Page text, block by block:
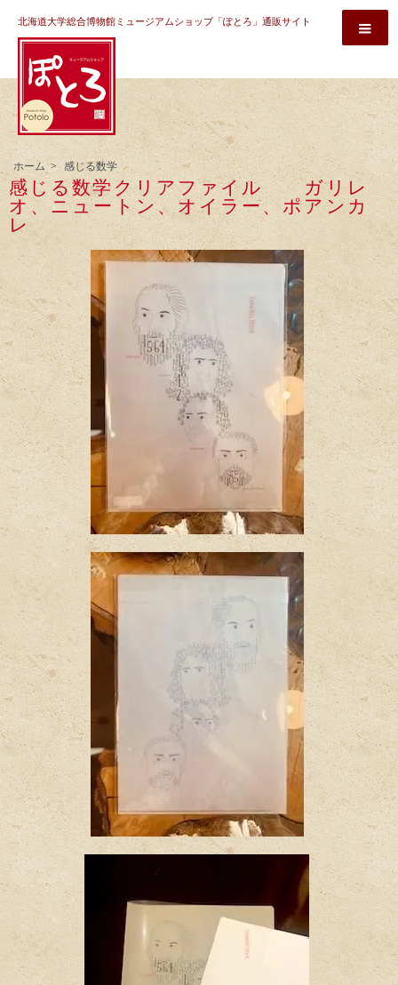
北海道大学総合博物館ミュージアムショップ「ぽとろ」通販サイト
ホーム > 感じる数学
感じる数学クリアファイル ガリレ
オ、ニュートン、オイラー、ポアンカ
レ